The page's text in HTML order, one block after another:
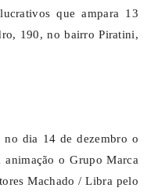
que ampara 13
190, no bairro Piratini,
no dia 14 de dezembro o
animação o Grupo Marca
Machado / Libra pelo